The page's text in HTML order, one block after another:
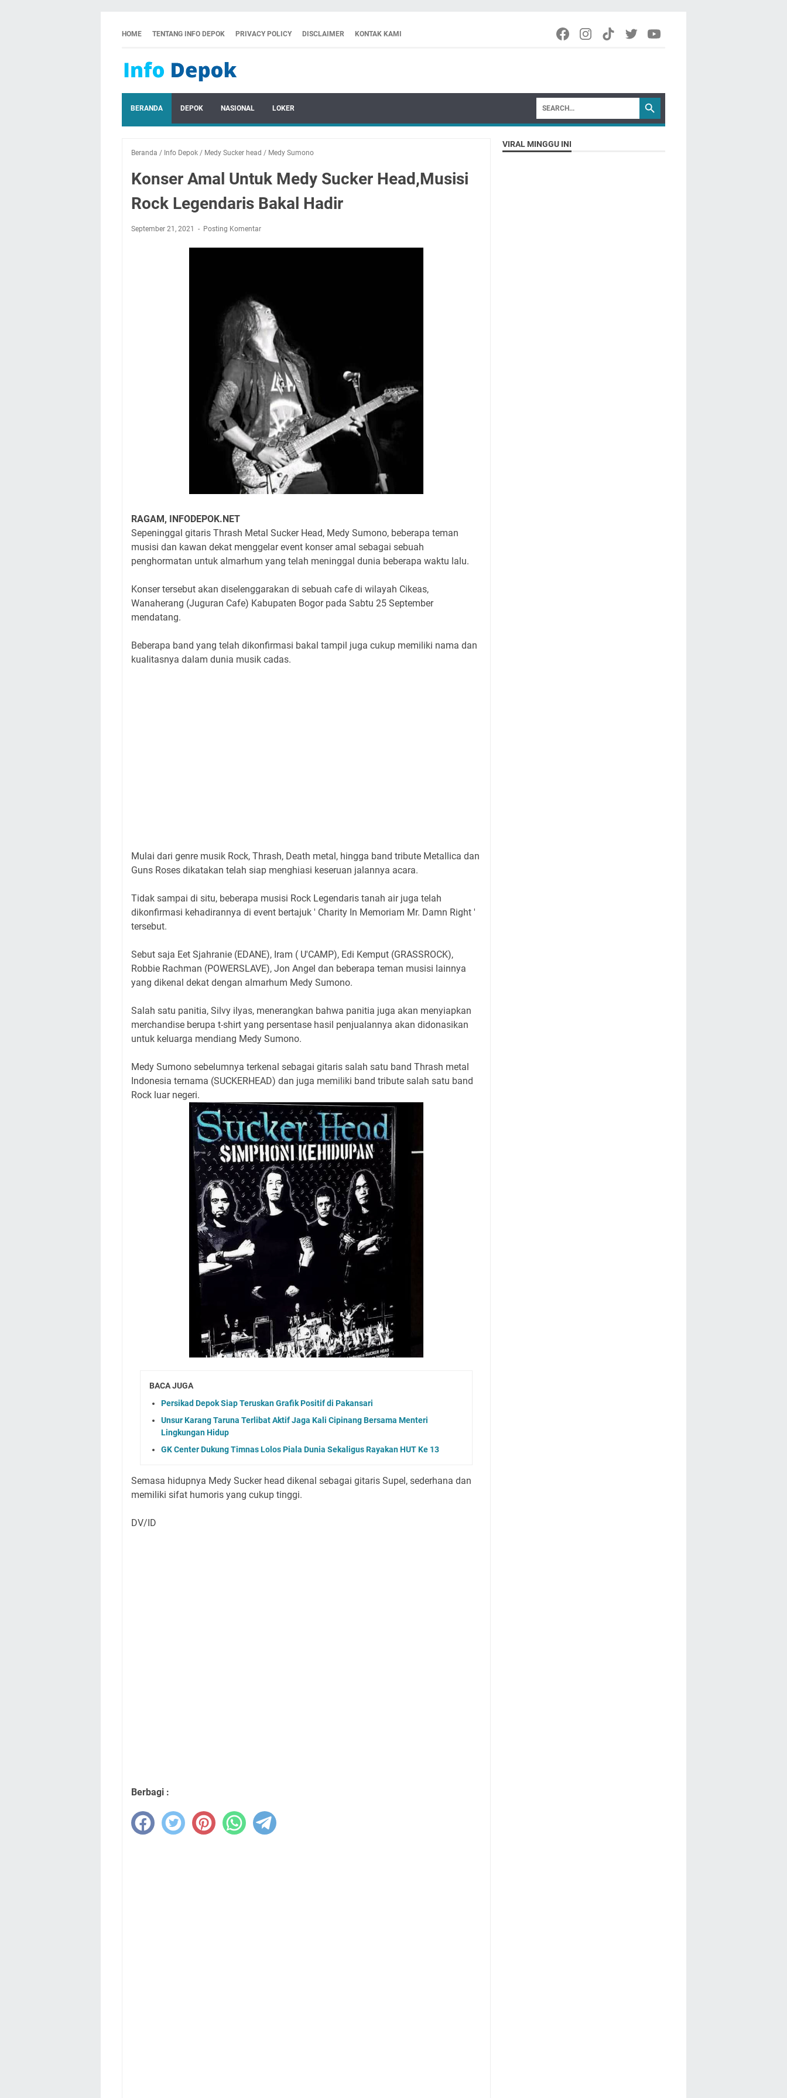
HOME TENTANG INFO DEPOK PRIVACY POLICY DISCLAIMER KONTAK KAMI
BERANDA DEPOK NASIONAL LOKER
Beranda / Info Depok / Medy Sucker head / Medy Sumono
Konser Amal Untuk Medy Sucker Head,Musisi
Rock Legendaris Bakal Hadir
September 21, 2021 Posting Komentar
RAGAM, INFODEPOK.NET
Sepeninggal gitaris Thrash Metal Sucker Head, Medy Sumono, beberapa teman
musisi dan kawan dekat menggelar event konser amal sebagai sebuah
penghormatan untuk almarhum yang telah meninggal dunia beberapa waktu lalu.
Konser tersebut akan diselenggarakan di sebuah cafe di wilayah Cikeas,
Wanaherang (Juguran Cafe) Kabupaten Bogor pada Sabtu 25 September
mendatang.
Beberapa band yang telah dikonfirmasi bakal tampil juga cukup memiliki nama dan
kualitasnya dalam dunia musik cadas.
Mulai dari genre musik Rock, Thrash, Death metal, hingga band tribute Metallica dan
Guns Roses dikatakan telah siap menghiasi keseruan jalannya acara.
Tidak sampai di situ, beberapa musisi Rock Legendaris tanah air juga telah
dikonfirmasi kehadirannya di event bertajuk ' Charity In Memoriam Mr. Damn Right '
tersebut.
Sebut saja Eet Sjahranie (EDANE), Iram ( U'CAMP), Edi Kemput (GRASSROCK),
Robbie Rachman (POWERSLAVE), Jon Angel dan beberapa teman musisi lainnya
yang dikenal dekat dengan almarhum Medy Sumono.
Salah satu panitia, Silvy ilyas, menerangkan bahwa panitia juga akan menyiapkan
merchandise berupa t-shirt yang persentase hasil penjualannya akan didonasikan
untuk keluarga mendiang Medy Sumono.
Medy Sumono sebelumnya terkenal sebagai gitaris salah satu band Thrash metal
Indonesia ternama (SUCKERHEAD) dan juga memiliki band tribute salah satu band
Rock luar negeri.
BACA JUGA
Persikad Depok Siap Teruskan Grafik Positif di Pakansari
Unsur Karang Taruna Terlibat Aktif Jaga Kali Cipinang Bersama Menteri
Lingkungan Hidup
GK Center Dukung Timnas Lolos Piala Dunia Sekaligus Rayakan HUT Ke 13
Semasa hidupnya Medy Sucker head dikenal sebagai gitaris Supel, sederhana dan
memiliki sifat humoris yang cukup tinggi.
DV/ID
Berbagi :
VIRAL MINGGU INI